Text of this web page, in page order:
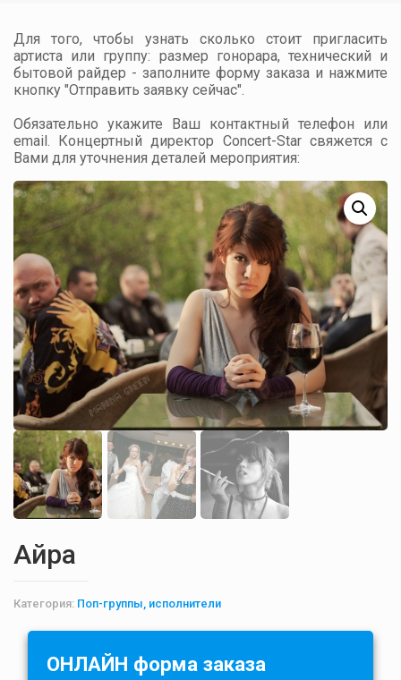
Для того, чтобы узнать сколько стоит пригласить
артиста или группу: размер гонорара, технический и
бытовой райдер - заполните форму заказа и нажмите
кнопку "Отправить заявку сейчас".
Обязательно укажите Ваш контактный телефон или
email. Концертный директор Concert-Star свяжется с
Вами для уточнения деталей мероприятия:
Айра
Категория: Поп-группы, исполнители
ОНЛАЙН форма заказа